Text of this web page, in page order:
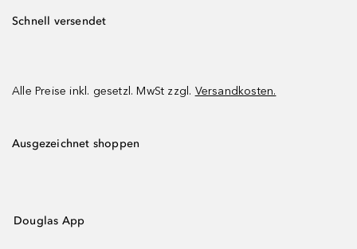
Schnell versendet
Alle Preise inkl. gesetzl. MwSt zzgl. Versandkosten.
Ausgezeichnet shoppen
Douglas App